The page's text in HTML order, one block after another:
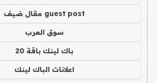
guest post مقال ضيف
سوق العرب
باك لينك باقة 20
اعلانات الباك لينك